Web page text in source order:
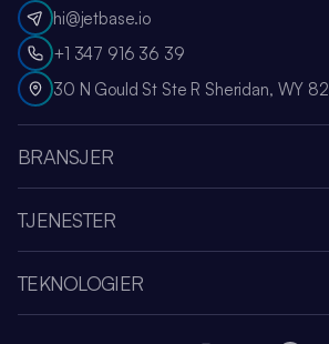
hi@jetbase.io
+1 347 916 36 39
30 N Gould St Ste R Sheridan, WY
BRANSJER
Sportsapp
Medier og Underholdning
Helse
Amazon Web Services
TJENESTER
UI & UX-design
Skymigrering
TEKNOLOGIER